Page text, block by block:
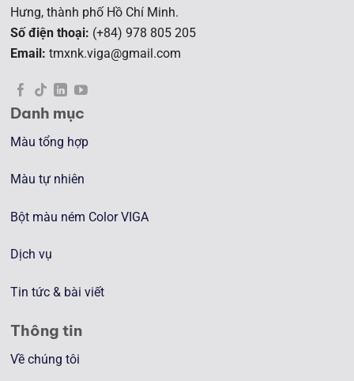
Hưng, thành phố Hồ Chí Minh.
Số điện thoại: (+84) 978 805 205
Email: tmxnk.viga@gmail.com
Danh mục
Màu tổng hợp
Màu tự nhiên
Bột màu ném Color VIGA
Dịch vụ
Tin tức & bài viết
Thông tin
Về chúng tôi